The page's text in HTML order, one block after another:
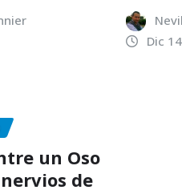
Dic
un Oso
de